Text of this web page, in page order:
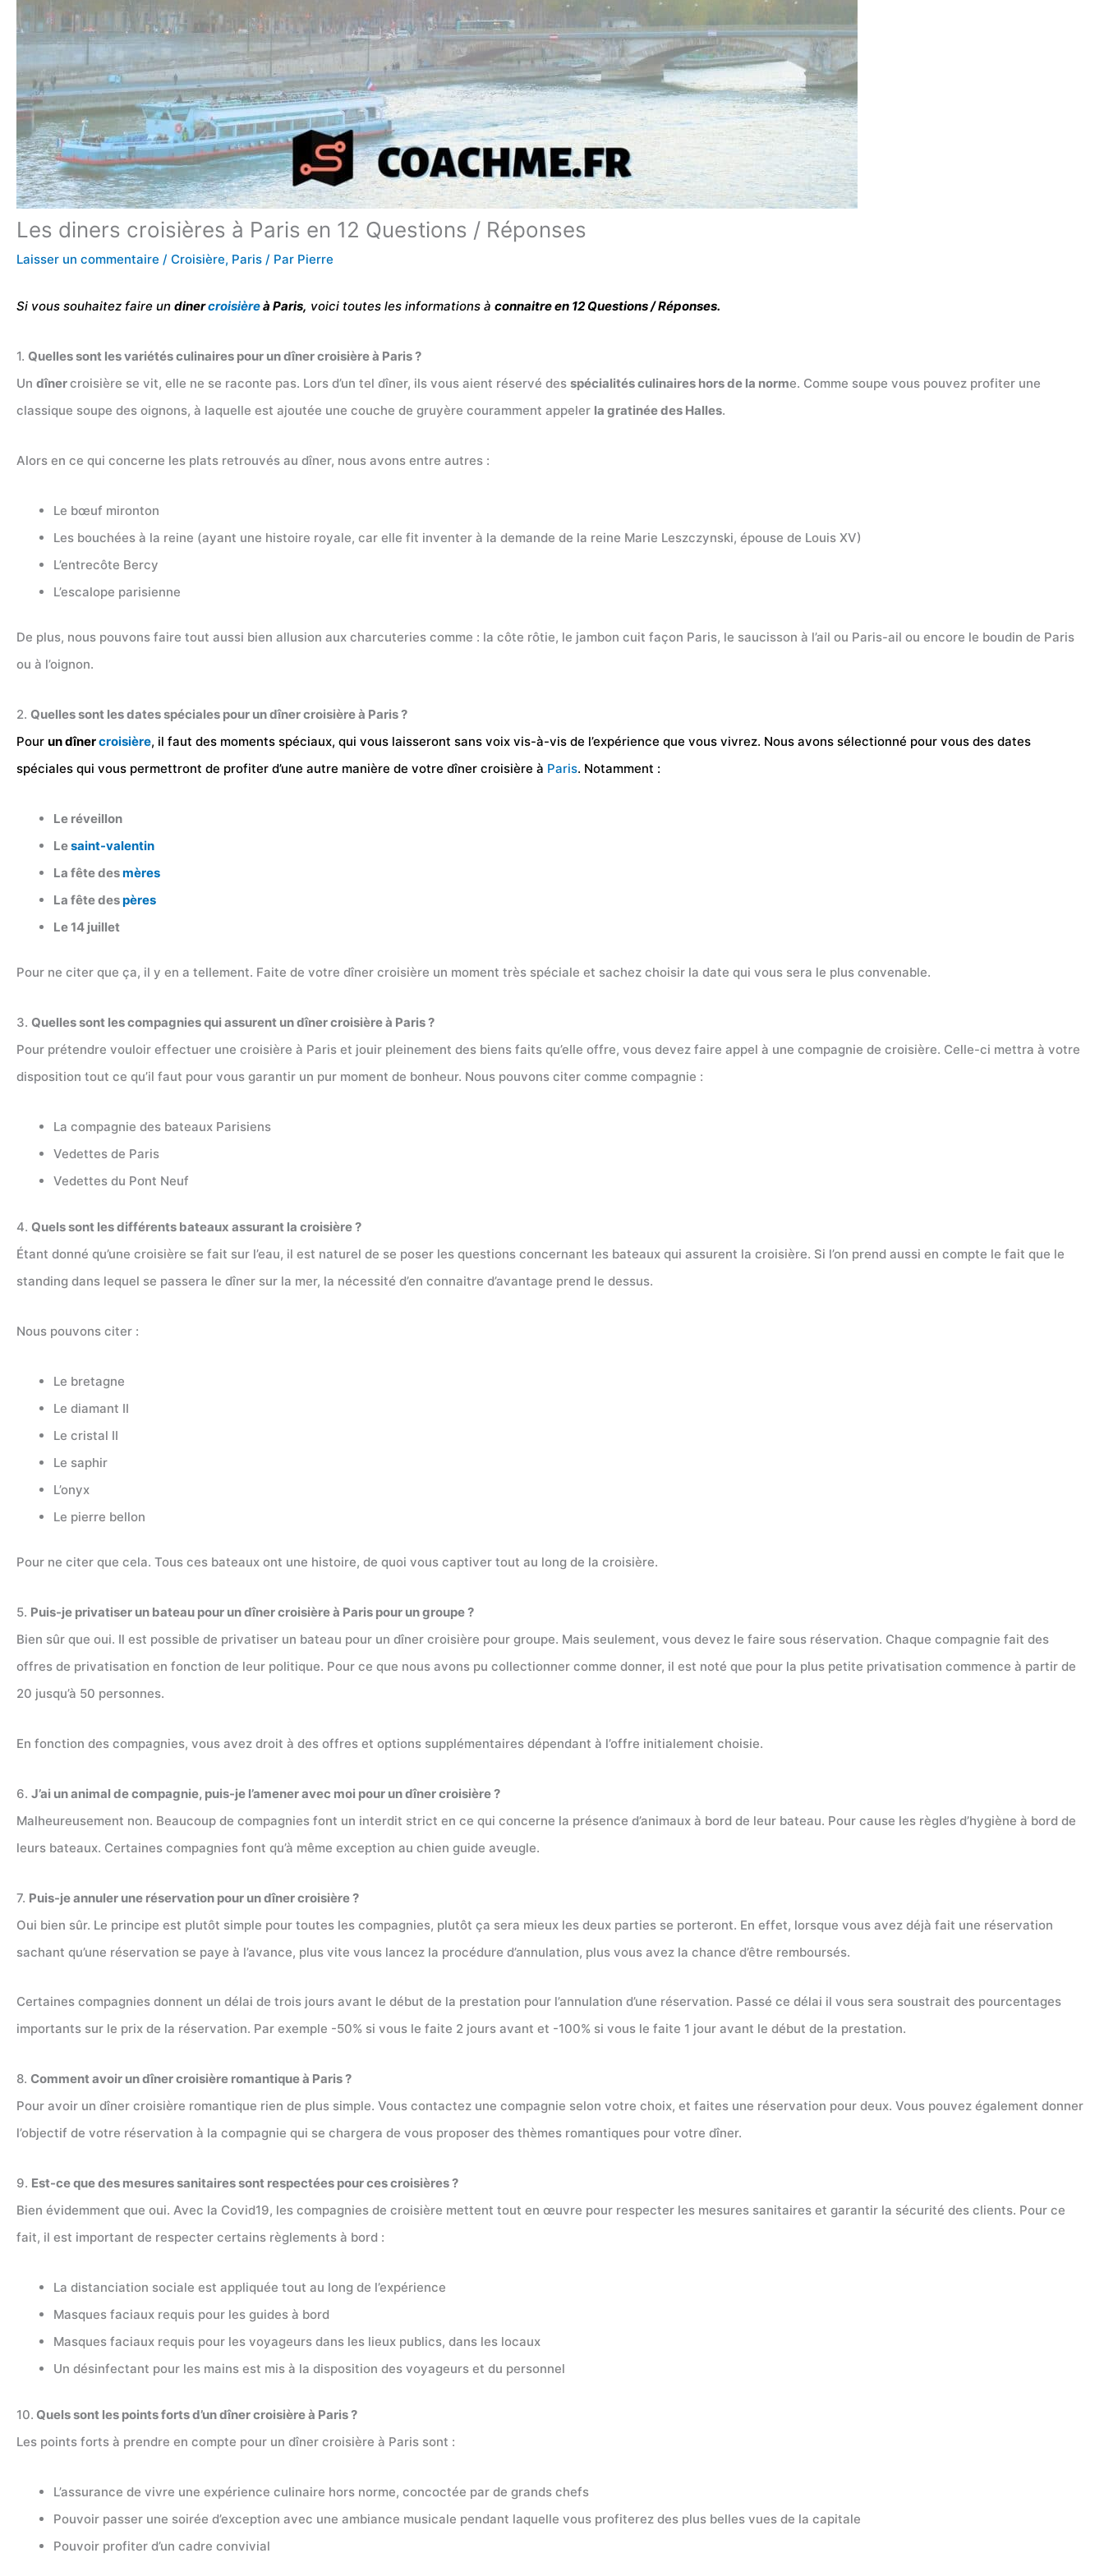
Les diners croisières à Paris en 12 Questions / Réponses
Laisser un commentaire / Croisière, Paris / Par Pierre
Si vous souhaitez faire un dinercroisièreà Paris, voici toutes les informations à connaitre en 12 Questions / Réponses.
1. Quelles sont les variétés culinaires pour un dîner croisière à Paris ?
Un dînercroisière se vit, elle ne se raconte pas. Lors d’un tel dîner, ils vous aient réservé des spécialités culinaires hors de la norme. Comme soupe vous pouvez profiter une
classique soupe des oignons, à laquelle est ajoutée une couche de gruyère couramment appeler la gratinée des Halles.
Alors en ce qui concerne les plats retrouvés au dîner, nous avons entre autres :
Le bœuf mironton
Les bouchées à la reine (ayant une histoire royale, car elle fit inventer à la demande de la reine Marie Leszczynski, épouse de Louis XV)
L’entrecôte Bercy
L’escalope parisienne
De plus, nous pouvons faire tout aussi bien allusion aux charcuteries comme : la côte rôtie, le jambon cuit façon Paris, le saucisson à l’ail ou Paris-ail ou encore le boudin de Paris
ou à l’oignon.
2. Quelles sont les dates spéciales pour un dîner croisière à Paris ?
Pour un dînercroisière, il faut des moments spéciaux, qui vous laisseront sans voix vis-à-vis de l’expérience que vous vivrez. Nous avons sélectionné pour vous des dates
spéciales qui vous permettront de profiter d’une autre manière de votre dîner croisière à Paris. Notamment :
Le réveillon
Lesaint-valentin
La fête desmères
La fête despères
Le 14 juillet
Pour ne citer que ça, il y en a tellement. Faite de votre dîner croisière un moment très spéciale et sachez choisir la date qui vous sera le plus convenable.
3. Quelles sont les compagnies qui assurent un dîner croisière à Paris ?
Pour prétendre vouloir effectuer une croisière à Paris et jouir pleinement des biens faits qu’elle offre, vous devez faire appel à une compagnie de croisière. Celle-ci mettra à votre
disposition tout ce qu’il faut pour vous garantir un pur moment de bonheur. Nous pouvons citer comme compagnie :
La compagnie des bateaux Parisiens
Vedettes de Paris
Vedettes du Pont Neuf
4. Quels sont les différents bateaux assurant la croisière ?
Étant donné qu’une croisière se fait sur l’eau, il est naturel de se poser les questions concernant les bateaux qui assurent la croisière. Si l’on prend aussi en compte le fait que le
standing dans lequel se passera le dîner sur la mer, la nécessité d’en connaitre d’avantage prend le dessus.
Nous pouvons citer :
Le bretagne
Le diamant II
Le cristal II
Le saphir
L’onyx
Le pierre bellon
Pour ne citer que cela. Tous ces bateaux ont une histoire, de quoi vous captiver tout au long de la croisière.
5. Puis-je privatiser un bateau pour un dîner croisière à Paris pour un groupe ?
Bien sûr que oui. Il est possible de privatiser un bateau pour un dîner croisière pour groupe. Mais seulement, vous devez le faire sous réservation. Chaque compagnie fait des
offres de privatisation en fonction de leur politique. Pour ce que nous avons pu collectionner comme donner, il est noté que pour la plus petite privatisation commence à partir de
20 jusqu’à 50 personnes.
En fonction des compagnies, vous avez droit à des offres et options supplémentaires dépendant à l’offre initialement choisie.
6. J’ai un animal de compagnie, puis-je l’amener avec moi pour un dîner croisière ?
Malheureusement non. Beaucoup de compagnies font un interdit strict en ce qui concerne la présence d’animaux à bord de leur bateau. Pour cause les règles d’hygiène à bord de
leurs bateaux. Certaines compagnies font qu’à même exception au chien guide aveugle.
7. Puis-je annuler une réservation pour un dîner croisière ?
Oui bien sûr. Le principe est plutôt simple pour toutes les compagnies, plutôt ça sera mieux les deux parties se porteront. En effet, lorsque vous avez déjà fait une réservation
sachant qu’une réservation se paye à l’avance, plus vite vous lancez la procédure d’annulation, plus vous avez la chance d’être remboursés.
Certaines compagnies donnent un délai de trois jours avant le début de la prestation pour l’annulation d’une réservation. Passé ce délai il vous sera soustrait des pourcentages
importants sur le prix de la réservation. Par exemple -50% si vous le faite 2 jours avant et -100% si vous le faite 1 jour avant le début de la prestation.
8. Comment avoir un dîner croisière romantique à Paris ?
Pour avoir un dîner croisière romantique rien de plus simple. Vous contactez une compagnie selon votre choix, et faites une réservation pour deux. Vous pouvez également donner
l’objectif de votre réservation à la compagnie qui se chargera de vous proposer des thèmes romantiques pour votre dîner.
9. Est-ce que des mesures sanitaires sont respectées pour ces croisières ?
Bien évidemment que oui. Avec la Covid19, les compagnies de croisière mettent tout en œuvre pour respecter les mesures sanitaires et garantir la sécurité des clients. Pour ce
fait, il est important de respecter certains règlements à bord :
La distanciation sociale est appliquée tout au long de l’expérience
Masques faciaux requis pour les guides à bord
Masques faciaux requis pour les voyageurs dans les lieux publics, dans les locaux
Un désinfectant pour les mains est mis à la disposition des voyageurs et du personnel
10. Quels sont les points forts d’un dîner croisière à Paris ?
Les points forts à prendre en compte pour un dîner croisière à Paris sont :
L’assurance de vivre une expérience culinaire hors norme, concoctée par de grands chefs
Pouvoir passer une soirée d’exception avec une ambiance musicale pendant laquelle vous profiterez des plus belles vues de la capitale
Pouvoir profiter d’un cadre convivial